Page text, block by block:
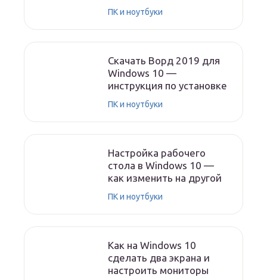
ПК и ноутбуки
Скачать Ворд 2019 для
Windows 10 —
инструкция по установке
ПК и ноутбуки
Настройка рабочего
стола в Windows 10 —
как изменить на другой
ПК и ноутбуки
Как на Windows 10
сделать два экрана и
настроить мониторы